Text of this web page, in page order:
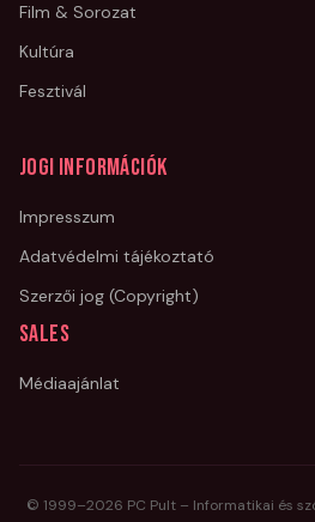
Film & Sorozat
Kultúra
Fesztivál
Jogi információk
Impresszum
Adatvédelmi tájékoztató
Szerzői jog (Copyright)
Sales
Médiaajánlat
© 1999–2026 PC Pult – Informatikai és